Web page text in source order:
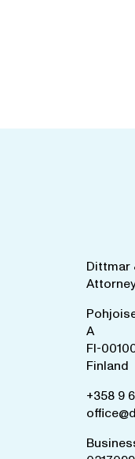
Dittmar
A
FI-
Finland
+358 9